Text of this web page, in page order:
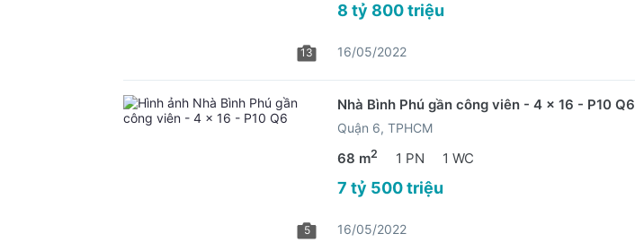
13
8 tỷ 800 triệu
16/05/2022
5
Nhà Bình Phú gần công viên - 4 x 16 - P10 Q6
Quận 6, TPHCM
68 m2 1 PN 1 WC
7 tỷ 500 triệu
16/05/2022